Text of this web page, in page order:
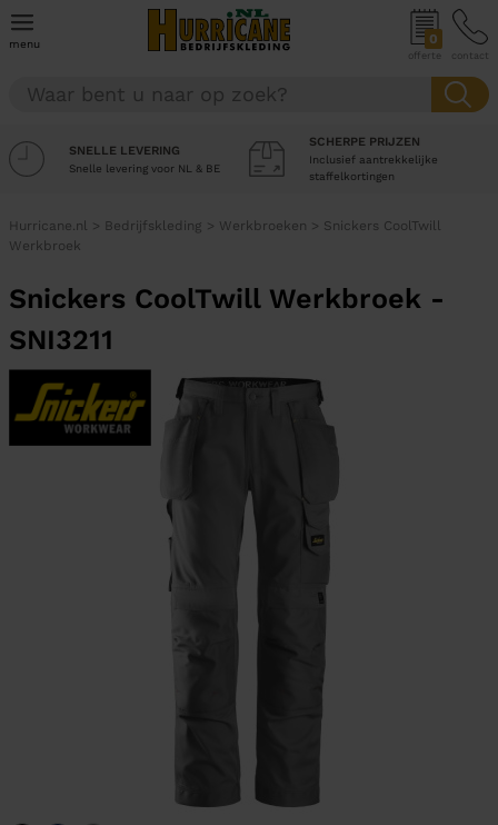
menu 0
offerte contact
SNELLE LEVERING
Snelle levering voor NL & BE
SCHERPE PRIJZEN
Inclusief aantrekkelijke
staffelkortingen
Hurricane.nl > Bedrijfskleding > Werkbroeken > Snickers CoolTwill
Werkbroek
Snickers CoolTwill Werkbroek -
SNI3211